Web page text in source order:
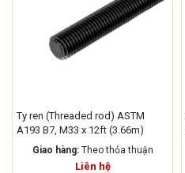
Ty ren (Threaded rod) ASTM
A193 B7, M33 x 12ft (3.66m)
Giao hàng: Theo thỏa thuận
Liên hệ